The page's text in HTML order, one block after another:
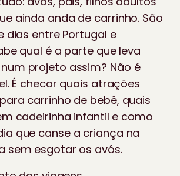
ainda anda de carrinho. São
dias entre Portugal e
qual é a parte que leva
projeto assim? Não é
É checar quais atrações
carrinho de bebê, quais
cadeirinha infantil e como
que canse a criança na
sem esgotar os avós.